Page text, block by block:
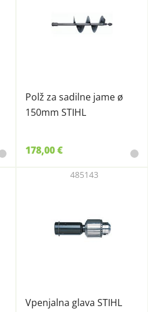
Polž za sadilne jame ø
150mm STIHL
178,00 €
Vpenjalna glava STIHL
485143